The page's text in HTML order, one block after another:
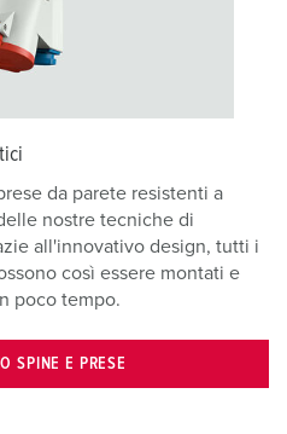
da parete resistenti a
nostre tecniche di
all'innovativo design, tutti i
così essere montati e
poco tempo.
SPINE E PRESE